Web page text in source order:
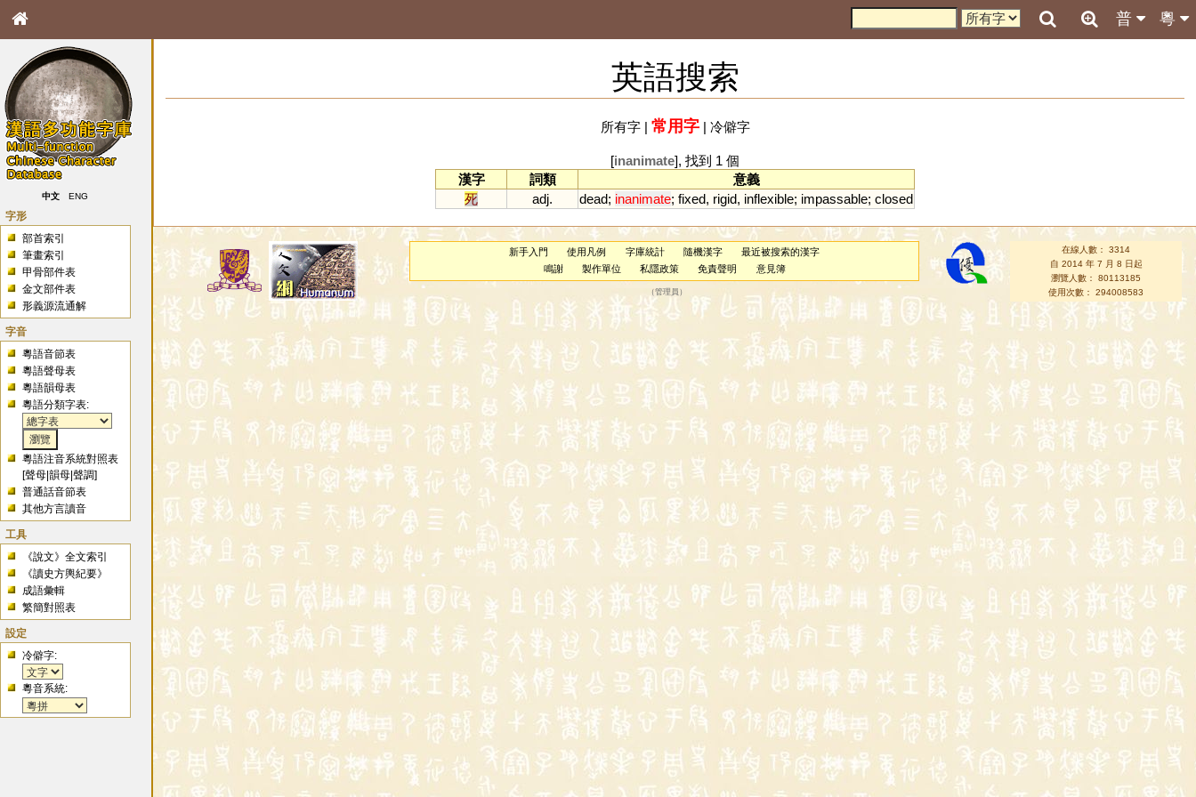
粵
普
中文 ENG
字形
部首索引
筆畫索引
甲骨部件表
金文部件表
形義源流通解
字音
粵語音節表
粵語聲母表
粵語韻母表
粵語分類字表:
粵語注音系統對照表
[聲母 |韻母 |聲調]
普通話音節表
其他方言讀音
工具
《說文》全文索引
《讀史方輿紀要》
成語彙輯
繁簡對照表
設定
冷僻字:
粵音系統:
英語搜索
所有字| 常用字| 冷僻字
[inanimate], 找到 1 個
漢字
詞類
意義
死
adj. dead; inanimate; fixed, rigid, inflexible; impassable; closed
新手入門 使用凡例 字庫統計 隨機漢字
最近被搜索的漢字
鳴謝
製作單位 私隱政策 免責聲明 意見簿
（管理員 ）
在線人數： 3314
自 2014 年 7 月 8 日起
瀏覽人數： 80113185
使用次數： 294008583